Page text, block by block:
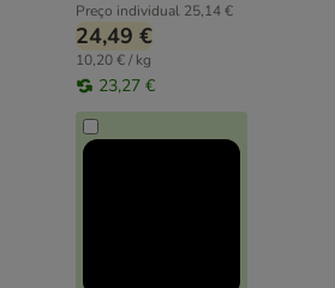
Preço individual 25,14 €
24,49 €
10,20 € / kg
23,27 €